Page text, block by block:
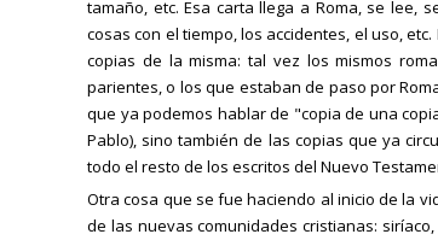
tamaño, etc. Esa carta llega a Roma, se lee,
cosas con el tiempo, los accidentes, el uso,
copias de la misma: tal vez los mismos
parientes, o los que estaban de paso por
que ya podemos hablar de "copia de una
Pablo), sino también de las copias que ya
todo el resto de los escritos del Nuevo
Otra cosa que se fue haciendo al inicio de la
de las nuevas comunidades cristianas: